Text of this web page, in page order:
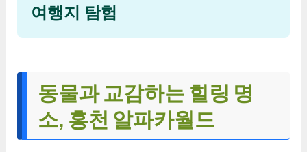
여행지 탐험
동물과 교감하는 힐링 명
소, 홍천 알파카월드